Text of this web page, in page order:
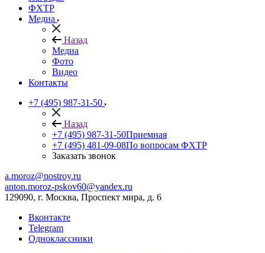
ФХТР
Медиа
Назад
Медиа
Фото
Видео
Контакты
+7 (495) 987-31-50
Назад
+7 (495) 987-31-50Приемная
+7 (495) 481-09-08По вопросам ФХТР
Заказать звонок
a.moroz@nostroy.ru
anton.moroz-pskov60@yandex.ru
129090, г. Москва, Проспект мира, д. 6
Вконтакте
Telegram
Одноклассники